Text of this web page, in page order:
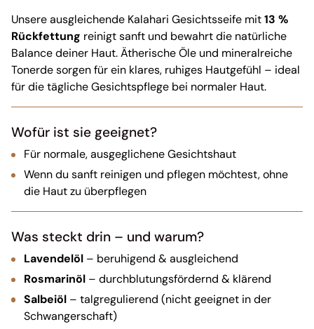
Unsere ausgleichende Kalahari Gesichtsseife mit13 %
Rückfettung reinigt sanft und bewahrt die natürliche
Balance deiner Haut. Ätherische Öle und mineralreiche
Tonerde sorgen für ein klares, ruhiges Hautgefühl – ideal
für die tägliche Gesichtspflege bei normaler Haut.
Wofür ist sie geeignet?
Für normale, ausgeglichene Gesichtshaut
Wenn du sanft reinigen und pflegen möchtest, ohne
die Haut zu überpflegen
Was steckt drin – und warum?
Lavendelöl– beruhigend & ausgleichend
Rosmarinöl– durchblutungsfördernd & klärend
Salbeiöl– talgregulierend (nicht geeignet in der
Schwangerschaft)